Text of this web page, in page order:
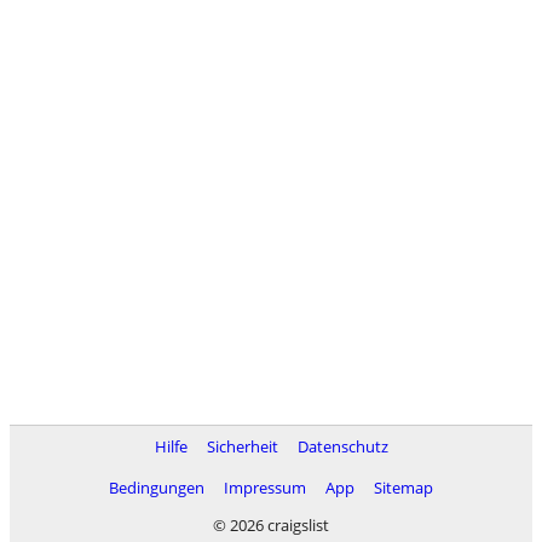
Hilfe Sicherheit
Datenschutz
Bedingungen
Impressum App
Sitemap
© 2026 craigslist